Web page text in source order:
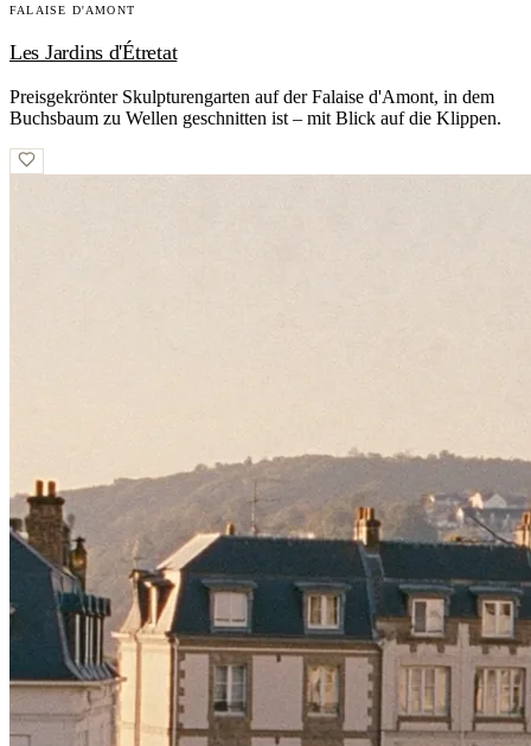
FALAISE D'AMONT
Les Jardins d'Étretat
Preisgekrönter Skulpturengarten auf der Falaise d'Amont, in dem
Buchsbaum zu Wellen geschnitten ist – mit Blick auf die Klippen.